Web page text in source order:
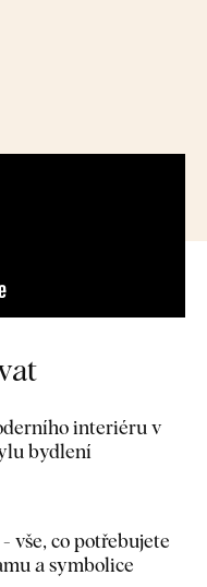
interiéru v
bydlení
vše, co potřebujete
a symbolice